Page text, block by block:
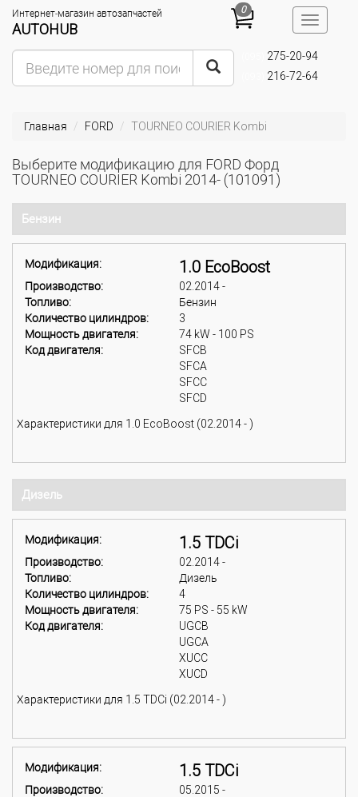
Toggle
0
Интернет-магазин автозапчастей
AUTOHUB
275-20-94
216-72-64
Главная FORD TOURNEO COURIER Kombi
Выберите модификацию для FORD Форд
TOURNEO COURIER Kombi 2014- (101091)
Бензин
Модификация: 1.0 EcoBoost
Производство:
02.2014 -
Топливо:
Бензин
Количество цилиндров:
3
Мощность двигателя:
74 kW - 100 PS
Код двигателя:
SFCB
SFCA
SFCC
SFCD
Характеристики для 1.0 EcoBoost (02.2014 - )
Дизель
Модификация: 1.5 TDCi
Производство:
02.2014 -
Топливо:
Дизель
Количество цилиндров:
4
Мощность двигателя:
75 PS - 55 kW
Код двигателя:
UGCB
UGCA
XUCC
XUCD
Характеристики для 1.5 TDCi (02.2014 - )
Модификация: 1.5 TDCi
Производство:
05.2015 -